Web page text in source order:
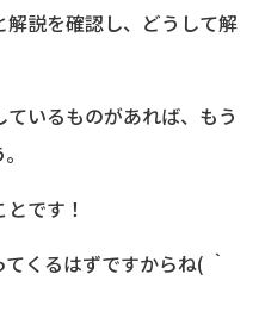
説を確認し、どうして解
いるものがあれば、もう
です！
くるはずですからね( ｀